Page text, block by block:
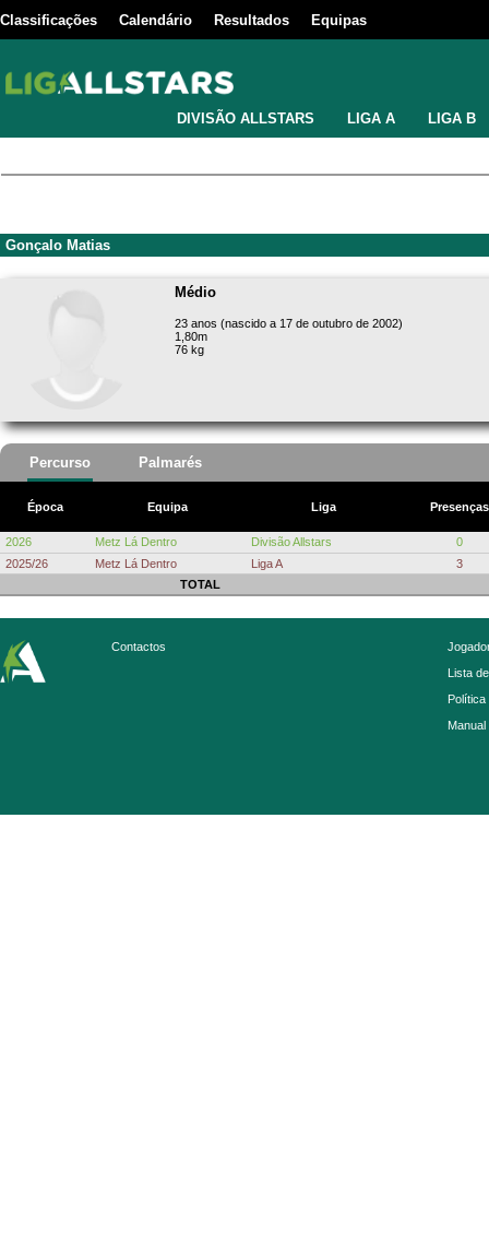
Classificações Calendário Resultados Equipas
DIVISÃO ALLSTARS LIGA A LIGA B
Gonçalo Matias
Médio
23 anos (nascido a 17 de outubro de 2002)
1,80m
76 kg
Percurso Palmarés
Época Equipa Liga Presenças
2026 Metz Lá Dentro Divisão Allstars
0
2025/26
Metz Lá Dentro Liga A
3
TOTAL
Contactos
Lista
Política